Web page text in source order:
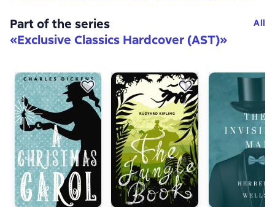
Part of the series
«Exclusive Classics Hardcover (AST)»
All